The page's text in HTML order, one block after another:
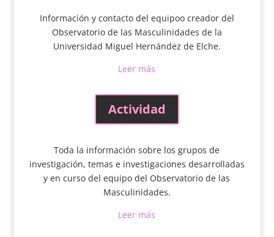
Información y contacto del equipoo creador del
Observatorio de las Masculinidades de la
Universidad Miguel Hernández de Elche.
Leer más
Actividad
Toda la información sobre los grupos de
investigación, temas e investigaciones desarrolladas
y en curso del equipo del Observatorio de las
Masculinidades.
Leer más